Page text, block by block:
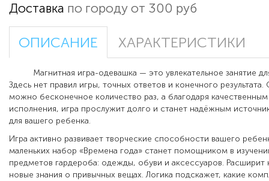
Доставка по городу от 300 руб
ОПИСАНИЕ ХАРАКТЕРИСТИКИ
Магнитная игра-одевашка — это увлекательное занятие
Здесь нет правил игры, точных ответов и конечного результата.
можно бесконечное количество раз, а благодаря
исполнения, игра прослужит долго и станет надёжным
для вашего ребенка.
Игра активно развивает творческие способности вашего
маленьких набор «Времена года» станет помощником в
предметов гардероба: одежды, обуви и аксессуаров. Расширит
новые знания о привычных вещах. Логика подскажет, какие